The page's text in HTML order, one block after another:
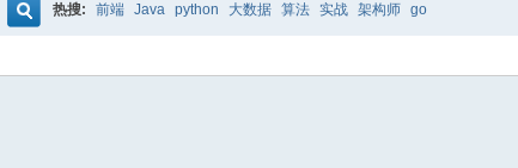
热搜: 前端 Java python 大数据 算法 实战 架构师 go